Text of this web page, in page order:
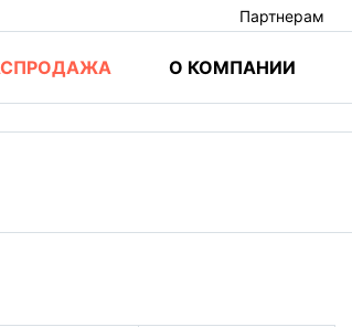
Партнерам
О КОМПАНИИ